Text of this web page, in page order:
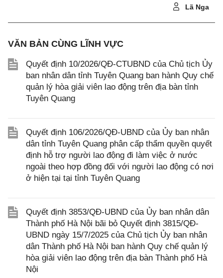
Lã Nga
VĂN BẢN CÙNG LĨNH VỰC
Quyết định 10/2026/QĐ-CTUBND của Chủ tịch Ủy
ban nhân dân tỉnh Tuyên Quang ban hành Quy chế
quản lý hòa giải viên lao động trên địa bàn tỉnh
Tuyên Quang
Quyết định 106/2026/QĐ-UBND của Ủy ban nhân
dân tỉnh Tuyên Quang phân cấp thẩm quyền quyết
định hỗ trợ người lao động đi làm việc ở nước
ngoài theo hợp đồng đối với người lao động có nơi
ở hiện tại tại tỉnh Tuyên Quang
Quyết định 3853/QĐ-UBND của Ủy ban nhân dân
Thành phố Hà Nội bãi bỏ Quyết định 3815/QĐ-
UBND ngày 15/7/2025 của Chủ tịch Ủy ban nhân
dân Thành phố Hà Nội ban hành Quy chế quản lý
hòa giải viên lao động trên địa bàn Thành phố Hà
Nội